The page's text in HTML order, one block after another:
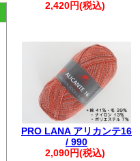
・お振込みで
ご注文も1件
・自動返信メ
ご連絡くださ
※※弊社からの
入りますが、
2,420円(税込)
PRO LANA アリカンテ16
/ 990
2,090円(税込)